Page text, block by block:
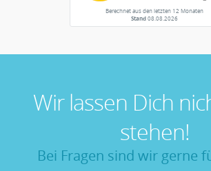
Berechnet aus den letzten 12 Monaten
Stand08.08.2026
Wir lassen Dich
stehen!
Bei Fragen sind wir gerne